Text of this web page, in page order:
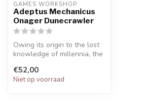
GAMES WORKSHOP
Adeptus Mechanicus
Onager Dunecrawler
Owing its origin to the lost
knowledge of millennia, the
€52,00
Niet op voorraad